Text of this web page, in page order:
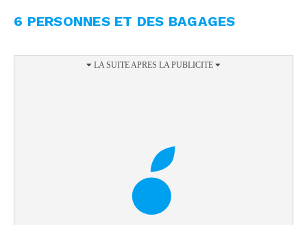
6 PERSONNES ET DES BAGAGES